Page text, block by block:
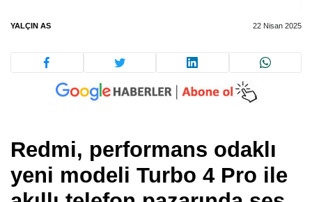
YALÇIN AS 22 Nisan 2025
Redmi, performans odaklı
yeni modeli Turbo 4 Pro ile